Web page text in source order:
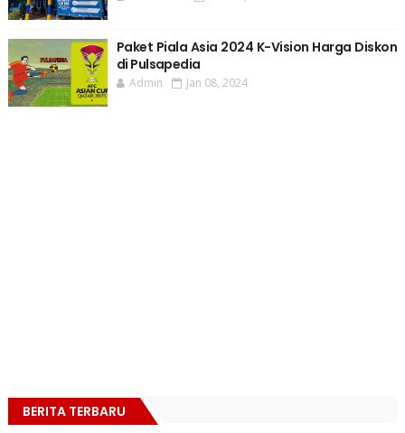
Paket Piala Asia 2024 K-Vision Harga Diskon
di Pulsapedia
Admin Jan 08, 2024
BERITA TERBARU